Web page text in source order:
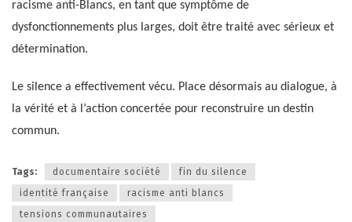
racisme anti-Blancs, en tant que symptôme de
dysfonctionnements plus larges, doit être traité avec sérieux et
détermination.
Le silence a effectivement vécu. Place désormais au dialogue, à
la vérité et à l’action concertée pour reconstruire un destin
commun.
Tags: documentaire société
fin du silence
identité française
racisme anti blancs
tensions communautaires